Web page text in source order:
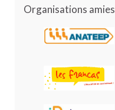
Organisations amies